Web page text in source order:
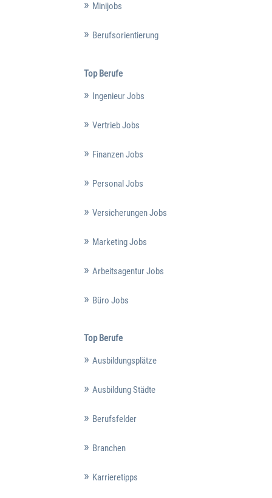
Minijobs
Berufsorientierung
Top Berufe
Ingenieur Jobs
Vertrieb Jobs
Finanzen Jobs
Personal Jobs
Versicherungen Jobs
Marketing Jobs
Arbeitsagentur Jobs
Büro Jobs
Top Berufe
Ausbildungsplätze
Ausbildung Städte
Berufsfelder
Branchen
Karrieretipps